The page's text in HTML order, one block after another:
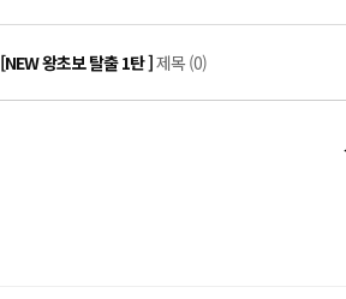
[NEW 왕초보 탈출 1탄 ]제목 (0)